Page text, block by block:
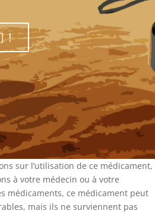
！
sur l’utilisation de ce médicament,
à votre médecin ou à votre
médicaments, ce médicament peut
mais ils ne surviennent pas